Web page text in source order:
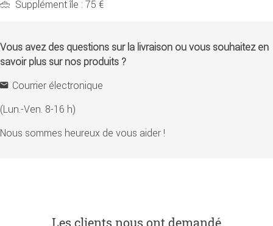
Supplément île : 75 €
Vous avez des questions sur la livraison ou vous souhaitez en
savoir plus sur nos produits ?
Courrier électronique
(Lun.-Ven. 8-16 h)
Nous sommes heureux de vous aider !
Les clients nous ont demandé